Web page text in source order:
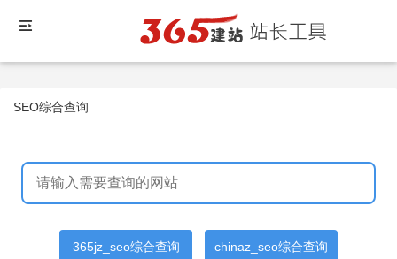
SEO综合查询
365jz_seo综合查询 chinaz_seo综合查询